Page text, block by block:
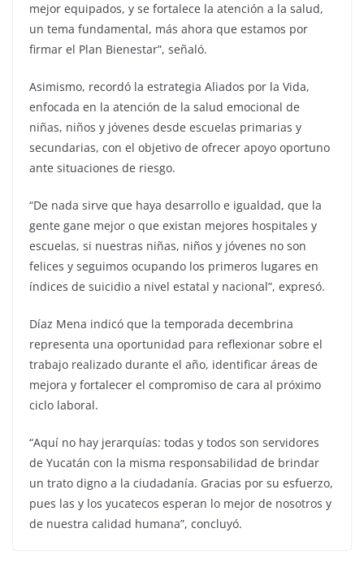
mejor equipados, y se fortalece la atención a la salud,
un tema fundamental, más ahora que estamos por
firmar el Plan Bienestar”, señaló.
Asimismo, recordó la estrategia Aliados por la Vida,
enfocada en la atención de la salud emocional de
niñas, niños y jóvenes desde escuelas primarias y
secundarias, con el objetivo de ofrecer apoyo oportuno
ante situaciones de riesgo.
“De nada sirve que haya desarrollo e igualdad, que la
gente gane mejor o que existan mejores hospitales y
escuelas, si nuestras niñas, niños y jóvenes no son
felices y seguimos ocupando los primeros lugares en
índices de suicidio a nivel estatal y nacional”, expresó.
Díaz Mena indicó que la temporada decembrina
representa una oportunidad para reflexionar sobre el
trabajo realizado durante el año, identificar áreas de
mejora y fortalecer el compromiso de cara al próximo
ciclo laboral.
“Aquí no hay jerarquías: todas y todos son servidores
de Yucatán con la misma responsabilidad de brindar
un trato digno a la ciudadanía. Gracias por su esfuerzo,
pues las y los yucatecos esperan lo mejor de nosotros y
de nuestra calidad humana”, concluyó.